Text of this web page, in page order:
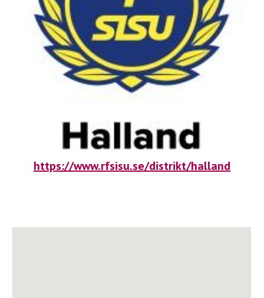
https://www.rfsisu.se/distrikt/halland